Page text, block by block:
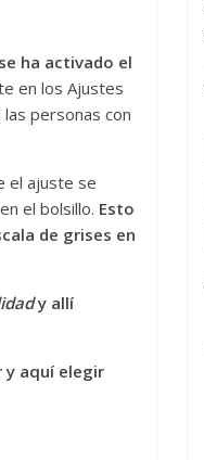
ha activado el
en los Ajustes
personas con
el ajuste se
el bolsillo. Esto
de grises en
y allí
y aquí elegir